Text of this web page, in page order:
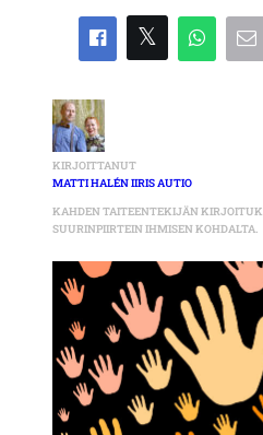
KIRJOITTANUT
MATTI HALÉN IIRIS AUTIO
KAHDEN TAITEENTEKIJÄN
SUURINPIIRTEIN IHMISEN KOHDALTA.